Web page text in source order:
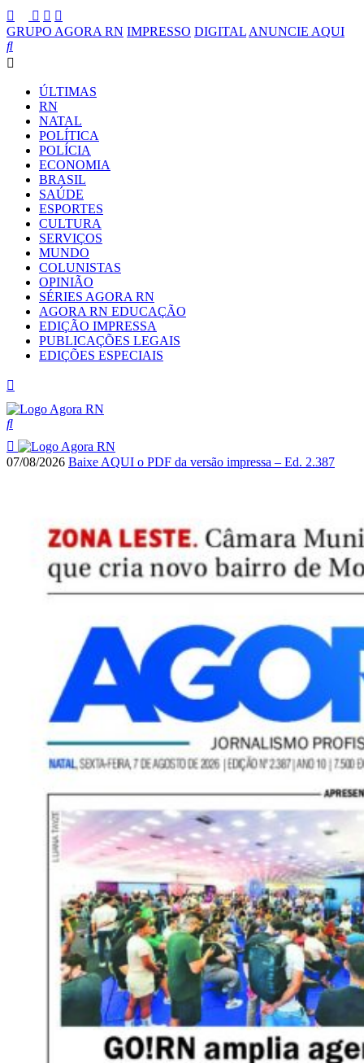
GRUPO AGORA RN IMPRESSO DIGITAL ANUNCIE AQUI
ÚLTIMAS
RN
NATAL
POLÍTICA
POLÍCIA
ECONOMIA
BRASIL
SAÚDE
ESPORTES
CULTURA
SERVIÇOS
MUNDO
COLUNISTAS
OPINIÃO
SÉRIES AGORA RN
AGORA RN EDUCAÇÃO
EDIÇÃO IMPRESSA
PUBLICAÇÕES LEGAIS
EDIÇÕES ESPECIAIS
07/08/2026 Baixe AQUI o PDF da versão impressa – Ed. 2.387